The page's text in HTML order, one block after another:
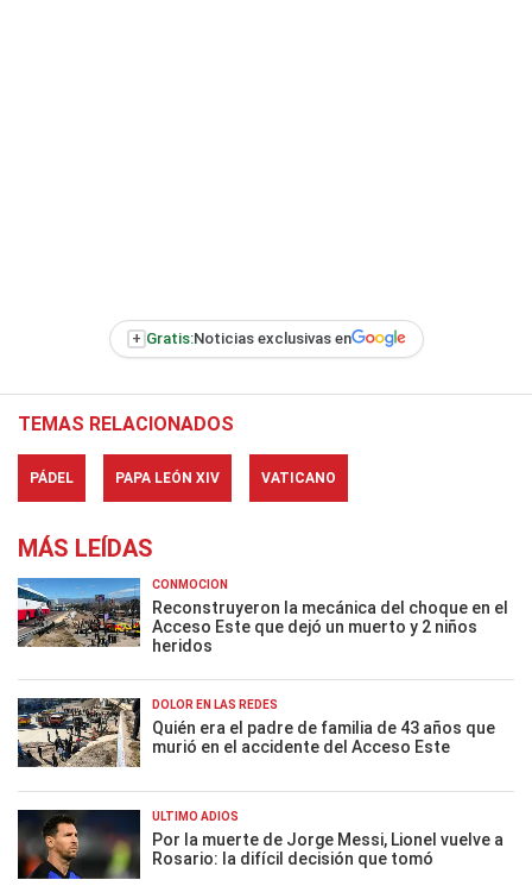
+ Gratis:Noticias exclusivas en
TEMAS RELACIONADOS
PÁDEL PAPA LEÓN XIV VATICANO
MÁS LEÍDAS
CONMOCIÓN
Reconstruyeron la mecánica del choque en el
Acceso Este que dejó un muerto y 2 niños
heridos
DOLOR EN LAS REDES
Quién era el padre de familia de 43 años que
murió en el accidente del Acceso Este
ÚLTIMO ADIÓS
Por la muerte de Jorge Messi, Lionel vuelve a
Rosario: la difícil decisión que tomó